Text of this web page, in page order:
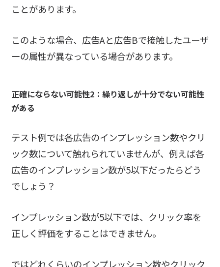
ことがあります。
このような場合、広告Aと広告Bで接触したユーザ
ーの属性が異なっている場合があります。
正確にならない可能性2：繰り返しが十分でない可能性
がある
テスト例では各広告のインプレッション数やクリ
ック数について触れられていませんが、例えば各
広告のインプレッション数が5以下だったらどう
でしょう？
インプレッション数が5以下では、クリック率を
正しく評価をすることはできません。
ではどれくらいのインプレッション数やクリック